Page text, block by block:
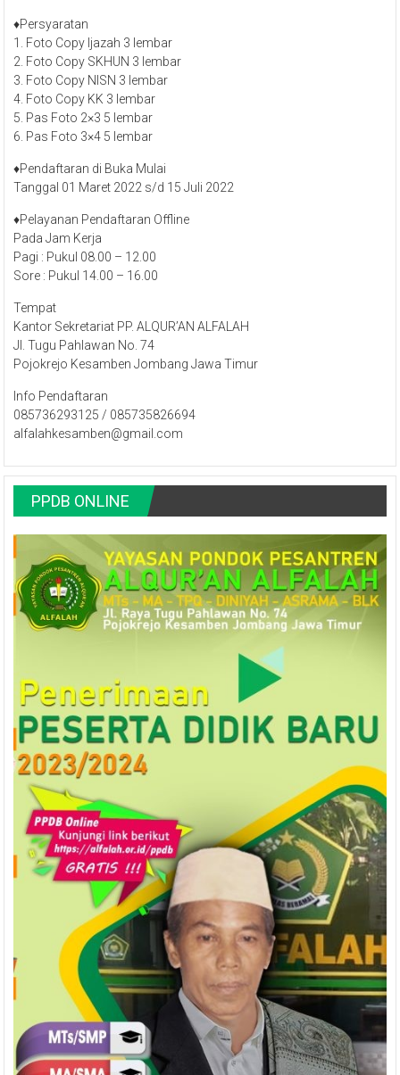
♦​Persyaratan
1. Foto Copy Ijazah 3 lembar
2. Foto Copy SKHUN 3 lembar
3. Foto Copy NISN 3 lembar
4. Foto Copy KK 3 lembar
5. Pas Foto 2×3 5 lembar
6. Pas Foto 3×4 5 lembar
♦​Pendaftaran di Buka Mulai​
Tanggal 01 Maret 2022 s/d 15 Juli 2022
♦​Pelayanan Pendaftaran​ Offline
Pada Jam Kerja
Pagi : Pukul 08.00 – 12.00
Sore : Pukul 14.00 – 16.00
Tempat
Kantor Sekretariat PP. ALQUR’AN ALFALAH
Jl. Tugu Pahlawan No. 74
Pojokrejo Kesamben Jombang Jawa Timur
Info Pendaftaran
085736293125 / 085735826694
alfalahkesamben@gmail.com
PPDB ONLINE